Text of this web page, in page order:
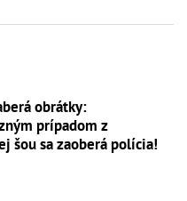
obrátky:
prípadom z
šou sa zaoberá polícia!